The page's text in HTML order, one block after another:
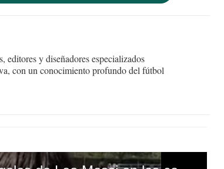
editores y diseñadores especializados
con un conocimiento profundo del fútbol